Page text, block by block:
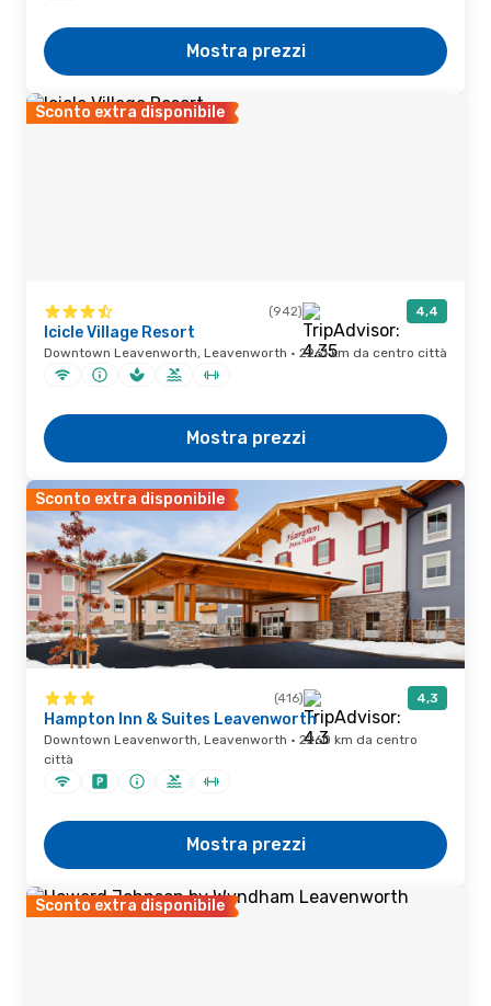
Mostra prezzi
Sconto extra disponibile
(942) 4,4
Icicle Village Resort
Downtown Leavenworth, Leavenworth · 2261 km da centro città
Mostra prezzi
Sconto extra disponibile
(416) 4,3
Hampton Inn & Suites Leavenworth
Downtown Leavenworth, Leavenworth · 2260 km da centro
città
Mostra prezzi
Sconto extra disponibile